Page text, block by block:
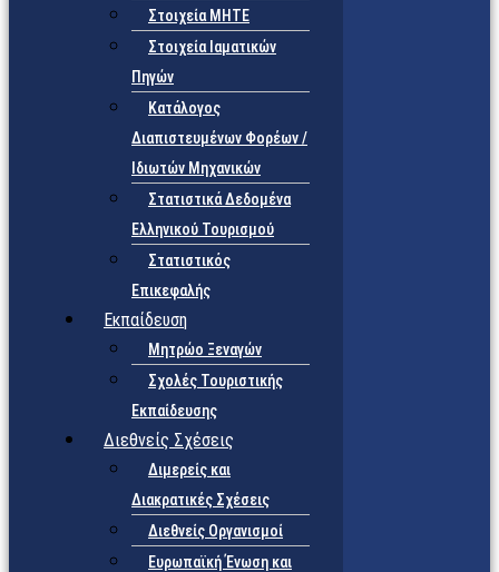
Στοιχεία ΜΗΤΕ
Στοιχεία Ιαματικών
Πηγών
Κατάλογος
Διαπιστευμένων Φορέων /
Ιδιωτών Μηχανικών
Στατιστικά Δεδομένα
Ελληνικού Τουρισμού
Στατιστικός
Επικεφαλής
Εκπαίδευση
Μητρώο Ξεναγών
Σχολές Τουριστικής
Εκπαίδευσης
Διεθνείς Σχέσεις
Διμερείς και
Διακρατικές Σχέσεις
Διεθνείς Οργανισμοί
Ευρωπαϊκή Ένωση και